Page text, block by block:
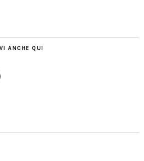
ANCHE QUI